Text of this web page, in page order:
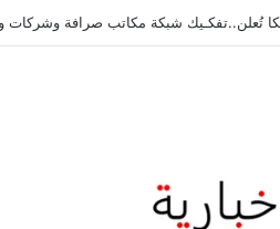
تُعلن..تفكـيك شبكة مكاتب صرافة وشركات